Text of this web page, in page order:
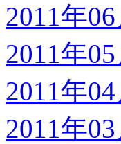
2011年06
2011年05
2011年04
2011年03